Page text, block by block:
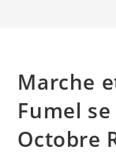
Marche
Fumel
Octobre